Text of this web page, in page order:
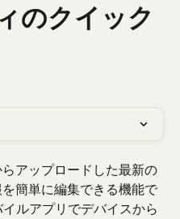
のクイック
アップロードした最新の
簡単に編集できる機能で
ルアプリでデバイスから